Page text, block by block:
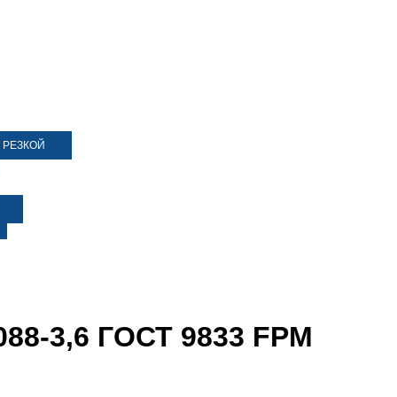
3,6 ГОСТ 9833 FPM